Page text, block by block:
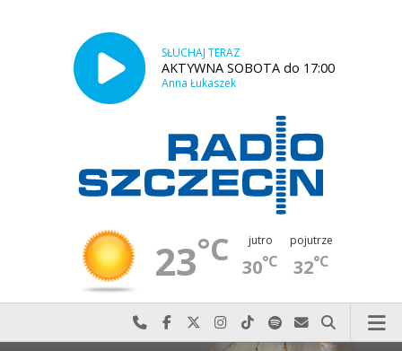
SŁUCHAJ TERAZ
AKTYWNA SOBOTA do 17:00
Anna Łukaszek
23°C jutro
30°C
pojutrze
32°C
Najlepiej po prostu do nas zadzwoń
Odwiedź nas na Facebook-u
Odwiedź nas na X
Odwiedź nas na Instagram-ie
Odwiedź nas na TikTok-u
Szukaj nas na Spotify
Wyślij do nas
Szukaj